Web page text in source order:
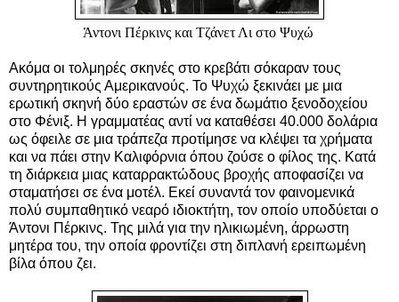
Άντονι Πέρκινς και Τζάνετ Λι στο Ψυχώ
Ακόμα οι τολμηρές σκηνές στο κρεβάτι σόκαραν τους
συντηρητικούς Αμερικανούς. Το Ψυχώ ξεκινάει με μια
ερωτική σκηνή δύο εραστών σε ένα δωμάτιο ξενοδοχείου
στο Φένιξ. Η γραμματέας αντί να καταθέσει 40.000 δολάρια
ως όφειλε σε μια τράπεζα προτίμησε να κλέψει τα χρήματα
και να πάει στην Καλιφόρνια όπου ζούσε ο φίλος της. Κατά
τη διάρκεια μιας καταρρακτώδους βροχής αποφασίζει να
σταματήσει σε ένα μοτέλ. Εκεί συναντά τον φαινομενικά
πολύ συμπαθητικό νεαρό ιδιοκτήτη, τον οποίο υποδύεται ο
Άντονι Πέρκινς. Της μιλά για την ηλικιωμένη, άρρωστη
μητέρα του, την οποία φροντίζει στη διπλανή ερειπωμένη
βίλα όπου ζει.